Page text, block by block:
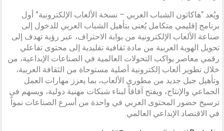
ويُعد “هاكاثون الشباب العربي – نسخة الألعاب الإلكترونية” أول
برنامج إقليمي متكامل يُعنى بتأهيل الشباب العربي للدخول إلى
صناعة الألعاب الإلكترونية من بوابة الاحتراف، عبر رؤية تهدف إلى
تحويل الهوية العربية من مادة ثقافية تقليدية إلى محتوى تفاعلي
رقمي معاصر يواكب التحولات العالمية في الصناعات الإبداعية، من
خلال تطوير ألعاب إلكترونية أصلية مستوحاة من الثقافة العربية،
وتأهيل جيل جديد من مطوري الألعاب، بما يعزز مهارات العمل
الجماعي والإنتاج، ويفتح آفاقاً لبناء شبكات مهنية دولية، ويسهم في
ترسيخ حضور المحتوى العربي في واحدة من أسرع الصناعات نمواً
في الاقتصاد الإبداعي العالمي.